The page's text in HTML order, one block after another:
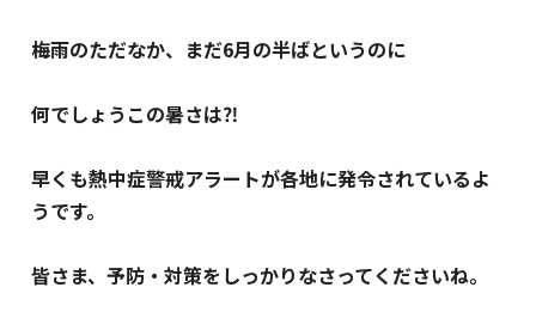
梅雨のただなか、まだ6月の半ばというのに
何でしょうこの暑さは⁈
早くも熱中症警戒アラートが各地に発令されているよ
うです。
皆さま、予防・対策をしっかりなさってくださいね。